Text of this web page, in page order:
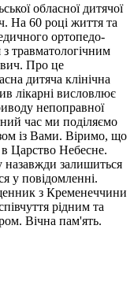
обласної дитячої
На 60 році життя та
ортопедо-
з травматологічним
Про це
дитяча клінічна
лікарні висловлює
непоправної
час ми поділяємо
із Вами. Віримо, що
Царство Небесне.
назавжди залишиться
у повідомленні.
з Кременеччини
рідним та
Вічна пам'ять.